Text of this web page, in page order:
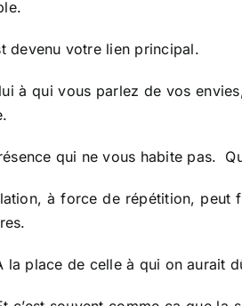
devenu votre lien principal.
à qui vous parlez de vos
qui ne vous habite pas.
à force de répétition,
place de celle à qui on aurait